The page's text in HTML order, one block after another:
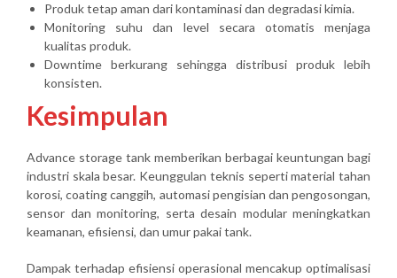
Produk tetap aman dari kontaminasi dan degradasi kimia.
Monitoring suhu dan level secara otomatis menjaga
kualitas produk.
Downtime berkurang sehingga distribusi produk lebih
konsisten.
Kesimpulan
Advance storage tank memberikan berbagai keuntungan bagi
industri skala besar. Keunggulan teknis seperti material tahan
korosi, coating canggih, automasi pengisian dan pengosongan,
sensor dan monitoring, serta desain modular meningkatkan
keamanan, efisiensi, dan umur pakai tank.
Dampak terhadap efisiensi operasional mencakup optimalisasi